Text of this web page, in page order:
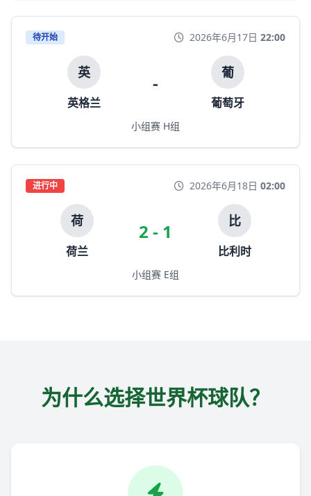
待开始 2026年6月17日 22:00
英
英格兰
- 葡
葡萄牙
小组赛 H组
进行中 2026年6月18日 02:00
荷
荷兰
2 - 1 比
比利时
小组赛 E组
为什么选择世界杯球队？